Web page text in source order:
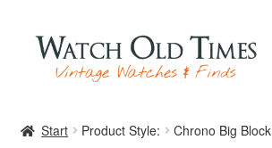
Zur
Navigation
springen
Zum
Inhalt
springen
Start Product Style: Chrono Big Block